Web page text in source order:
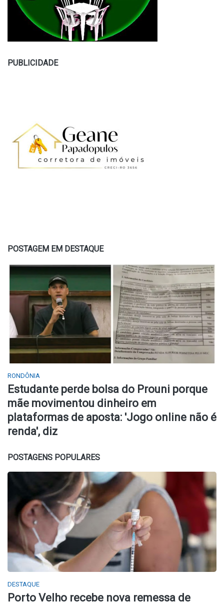
PUBLICIDADE
POSTAGEM EM DESTAQUE
RONDÔNIA
Estudante perde bolsa do Prouni porque
mãe movimentou dinheiro em
plataformas de aposta: 'Jogo online não é
renda', diz
POSTAGENS POPULARES
DESTAQUE
Porto Velho recebe nova remessa de